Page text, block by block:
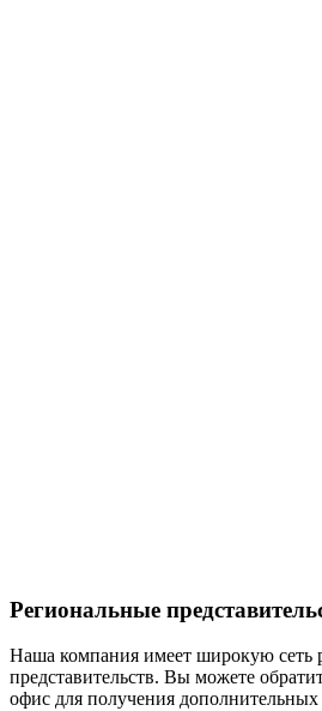
Региональные
Наша компания имеет широкую сеть
представительств. Вы можете
офис для получения дополнительных